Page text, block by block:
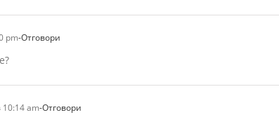
pm-Отговори
am-Отговори